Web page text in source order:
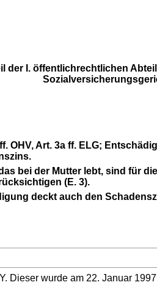
der I. öffentlichrechtlichen
ff. OHV, Art. 3a ff. ELG;
bei der Mutter lebt, sind für
(E. 3).
deckt auch den
Dieser wurde am 22. Januar